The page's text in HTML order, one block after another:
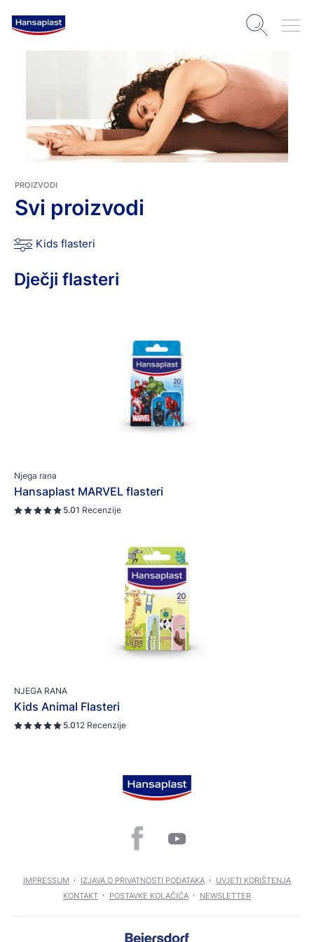
PROIZVODI
Svi proizvodi
Kids flasteri
Dječji flasteri
Njega rana
Hansaplast MARVEL flasteri
5.01 Recenzije
NJEGA RANA
Kids Animal Flasteri
5.012 Recenzije
IMPRESSUM IZJAVA O PRIVATNOSTI PODATAKA
UVJETI KORIŠTENJA
KONTAKT
POSTAVKE KOLAČIĆA NEWSLETTER